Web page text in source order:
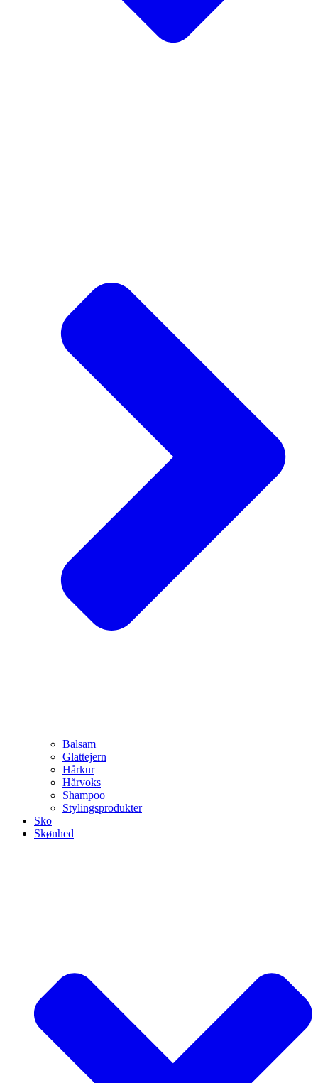
Balsam
Glattejern
Hårkur
Hårvoks
Shampoo
Stylingsprodukter
Sko
Skønhed